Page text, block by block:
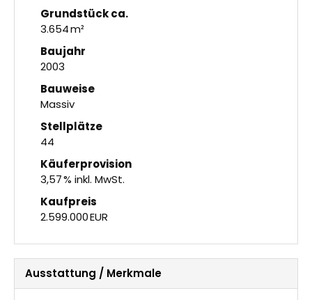
Grund­stück ca.
3.654 m²
Baujahr
2003
Bauweise
Massiv
Stellplätze
44
Käufer­provision
3,57 % inkl. MwSt.
Kaufpreis
2.599.000 EUR
Ausstattung / Merkmale